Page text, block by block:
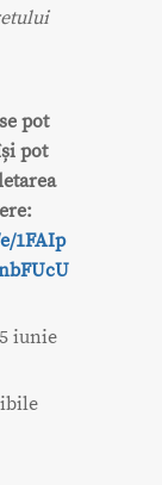
pot
pot
1FAIp
iunie